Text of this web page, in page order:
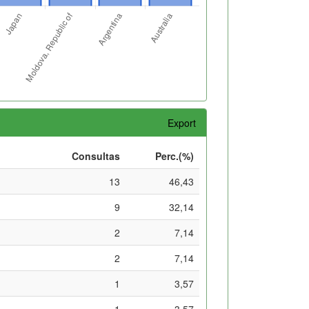
Export
Consultas
Perc.(%)
13
46,43
9
32,14
2
7,14
2
7,14
1
3,57